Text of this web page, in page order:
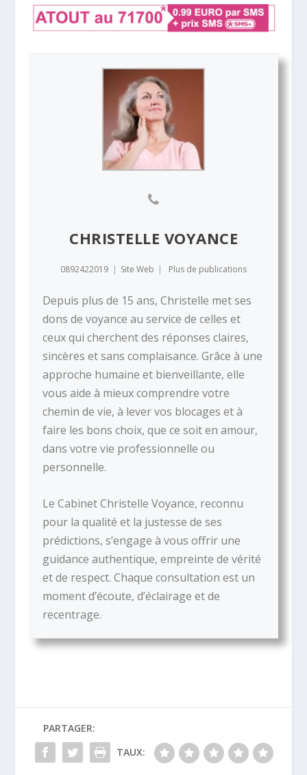
CHRISTELLE VOYANCE
0892422019 | Site Web | Plus de publications
Depuis plus de 15 ans, Christelle met ses
dons de voyance au service de celles et
ceux qui cherchent des réponses claires,
sincères et sans complaisance. Grâce à une
approche humaine et bienveillante, elle
vous aide à mieux comprendre votre
chemin de vie, à lever vos blocages et à
faire les bons choix, que ce soit en amour,
dans votre vie professionnelle ou
personnelle.
Le Cabinet Christelle Voyance, reconnu
pour la qualité et la justesse de ses
prédictions, s’engage à vous offrir une
guidance authentique, empreinte de vérité
et de respect. Chaque consultation est un
moment d’écoute, d’éclairage et de
recentrage.
PARTAGER:
TAUX: